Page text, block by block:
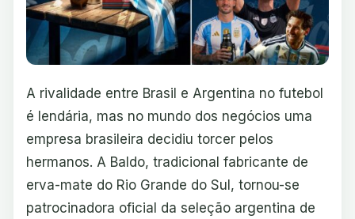
A rivalidade entre Brasil e Argentina no futebol
é lendária, mas no mundo dos negócios uma
empresa brasileira decidiu torcer pelos
hermanos. A Baldo, tradicional fabricante de
erva-mate do Rio Grande do Sul, tornou-se
patrocinadora oficial da seleção argentina de